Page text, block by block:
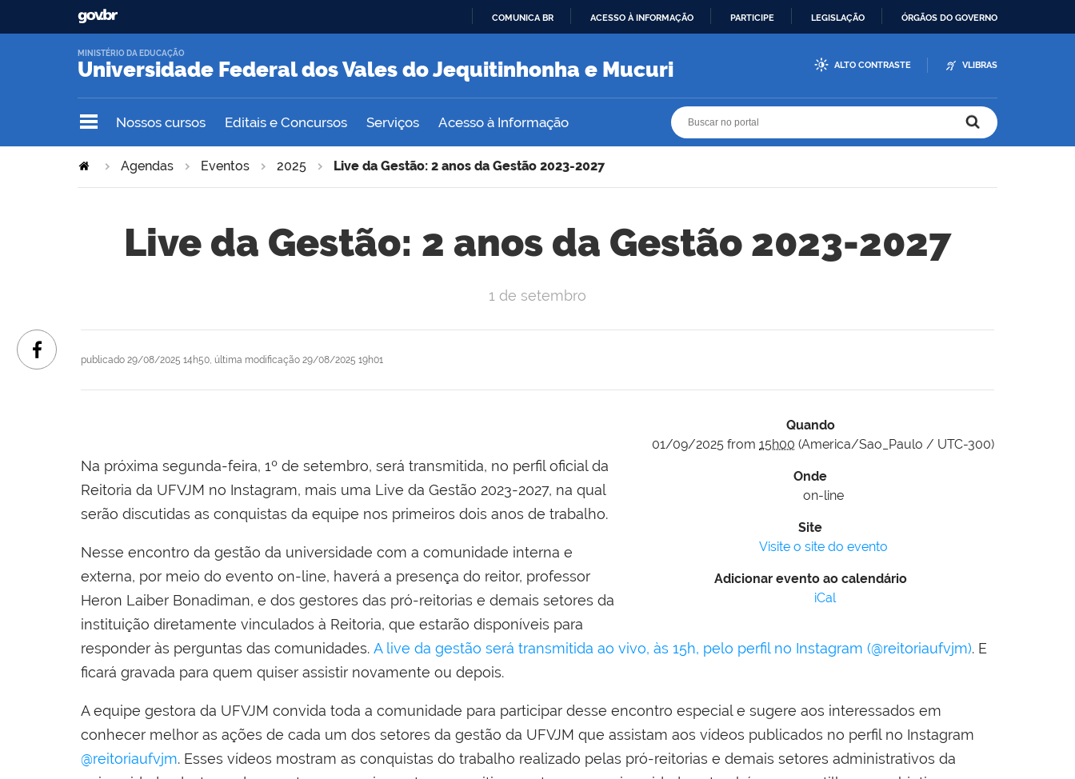
O
COMUNICA BR ACESSO À INFORMAÇÃO PARTICIPE LEGISLAÇÃO ÓRGÃOS DO GOVERNO
Universidade Federal dos Vales do Jequitinhonha e Mucuri
MINISTÉRIO DA EDUCAÇÃO
ALTO CONTRASTE VLIBRAS
Nossos cursos Editais e Concursos Serviços Acesso à Informação
Agendas Eventos 2025 Live da Gestão: 2 anos da Gestão 2023-2027
Live da Gestão: 2 anos da Gestão 2023-2027
publicado 29/08/2025 14h50, última modificação 29/08/2025 19h01
1 de setembro
Quando
01/09/2025 from 15h00 (America/Sao_Paulo / UTC-300)
Onde
on-line
Site
Visite o site do evento
Adicionar evento ao calendário
iCal
Na próxima segunda-feira, 1º de setembro, será transmitida, no perfil oficial da
Reitoria da UFVJM no Instagram, mais uma Live da Gestão 2023-2027, na qual
serão discutidas as conquistas da equipe nos primeiros dois anos de trabalho.
Nesse encontro da gestão da universidade com a comunidade interna e
externa, por meio do evento on-line, haverá a presença do reitor, professor
Heron Laiber Bonadiman, e dos gestores das pró-reitorias e demais setores da
instituição diretamente vinculados à Reitoria, que estarão disponíveis para
responder às perguntas das comunidades. A live da gestão será transmitida ao vivo, às 15h, pelo perfil no Instagram (@reitoriaufvjm). E
ficará gravada para quem quiser assistir novamente ou depois.
A equipe gestora da UFVJM convida toda a comunidade para participar desse encontro especial e sugere aos interessados em
conhecer melhor as ações de cada um dos setores da gestão da UFVJM que assistam aos vídeos publicados no perfil no Instagram
@reitoriaufvjm. Esses vídeos mostram as conquistas do trabalho realizado pelas pró-reitorias e demais setores administrativos da